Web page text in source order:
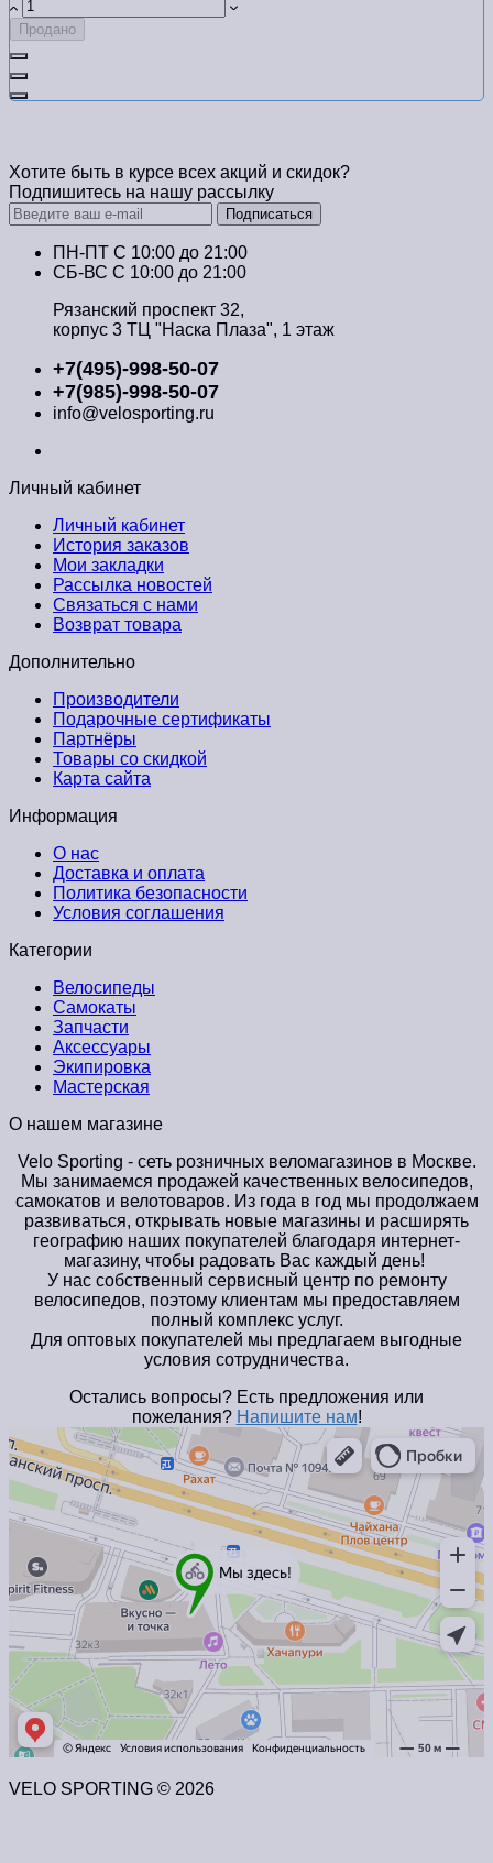
Продано
Хотите быть в курсе всех акций и скидок?
Подпишитесь на нашу рассылку
Подписаться
ПН-ПТ C 10:00 до 21:00
СБ-ВС С 10:00 до 21:00
Рязанский проспект 32,
корпус 3 ТЦ "Наска Плаза", 1 этаж
+7(495)-998-50-07
+7(985)-998-50-07
info@velosporting.ru
Личный кабинет
Личный кабинет
История заказов
Мои закладки
Рассылка новостей
Связаться с нами
Возврат товара
Дополнительно
Производители
Подарочные сертификаты
Партнёры
Товары со скидкой
Карта сайта
Информация
О нас
Доставка и оплата
Политика безопасности
Условия соглашения
Категории
Велосипеды
Самокаты
Запчасти
Аксессуары
Экипировка
Мастерская
О нашем магазине
Velo Sporting - сеть розничных веломагазинов в Москве.
Мы занимаемся продажей качественных велосипедов,
самокатов и велотоваров. Из года в год мы продолжаем
развиваться, открывать новые магазины и расширять
географию наших покупателей благодаря интернет-
магазину, чтобы радовать Вас каждый день!
У нас собственный сервисный центр по ремонту
велосипедов, поэтому клиентам мы предоставляем
полный комплекс услуг.
Для оптовых покупателей мы предлагаем выгодные
условия сотрудничества.
Остались вопросы? Есть предложения или
пожелания? Напишите нам!
VELO SPORTING © 2026